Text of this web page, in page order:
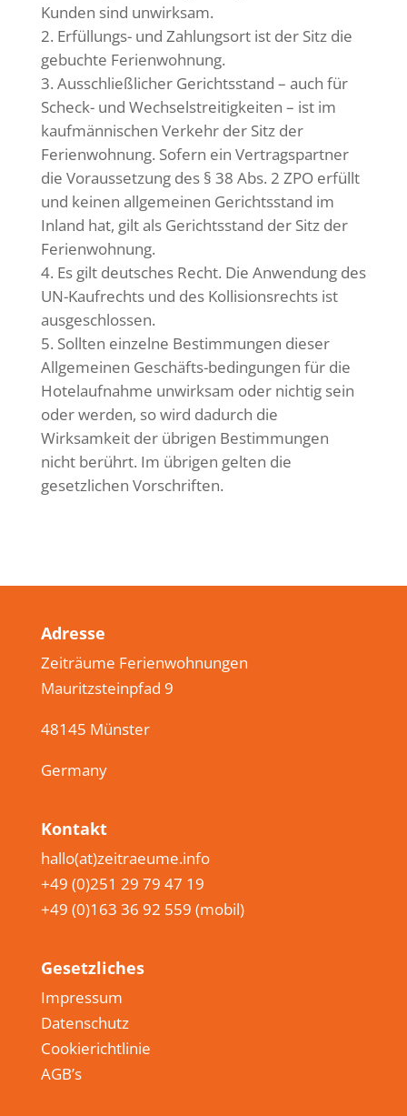
Kunden sind unwirksam.
Erfüllungs- und Zahlungsort ist der Sitz die
gebuchte Ferienwohnung.
Ausschließlicher Gerichtsstand – auch für
Scheck- und Wechselstreitigkeiten – ist im
kaufmännischen Verkehr der Sitz der
Ferienwohnung. Sofern ein Vertragspartner
die Voraussetzung des § 38 Abs. 2 ZPO erfüllt
und keinen allgemeinen Gerichtsstand im
Inland hat, gilt als Gerichtsstand der Sitz der
Ferienwohnung.
Es gilt deutsches Recht. Die Anwendung des
UN-Kaufrechts und des Kollisionsrechts ist
ausgeschlossen.
Sollten einzelne Bestimmungen dieser
Allgemeinen Geschäfts-bedingungen für die
Hotelaufnahme unwirksam oder nichtig sein
oder werden, so wird dadurch die
Wirksamkeit der übrigen Bestimmungen
nicht berührt. Im übrigen gelten die
gesetzlichen Vorschriften.
Adresse
Zeiträume Ferienwohnungen
Mauritzsteinpfad 9
48145 Münster
Germany
Kontakt
hallo(at)zeitraeume.info
+49 (0)251 29 79 47 19
+49 (0)163 36 92 559 (mobil)
Gesetzliches
Impressum
Datenschutz
Cookierichtlinie
AGB’s